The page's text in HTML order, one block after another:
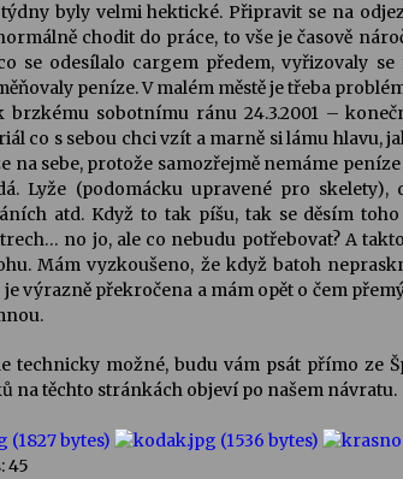
13. 7. 2026
byly velmi hektické. Připravit se na
chodit do práce, to vše je časově
se odesílalo cargem předem, vyřizovaly
peníze. V malém městě je třeba
brzkému sobotnímu ránu 24.3.2001 –
co s sebou chci vzít a marně si lámu hlavu,
na sebe, protože samozřejmě nemáme
Lyže (podomácku upravené pro
atd. Když to tak píšu, tak se děsím
no jo, ale co nebudu potřebovat? A
Mám vyzkoušeno, že když batoh
výrazně překročena a mám opět o čem
technicky možné, budu vám psát přímo ze
na těchto stránkách objeví po našem návratu.
45